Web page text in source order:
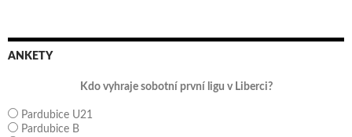
ANKETY
Kdo vyhraje sobotní první ligu v Liberci?
Pardubice U21
Pardubice B